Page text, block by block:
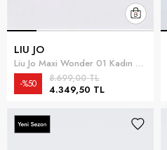
LIU JO
Liu Jo Maxi Wonder 01 Kadın Sneaker Çok Renkli
4.349,50 TL
8.699,00 TL
%50